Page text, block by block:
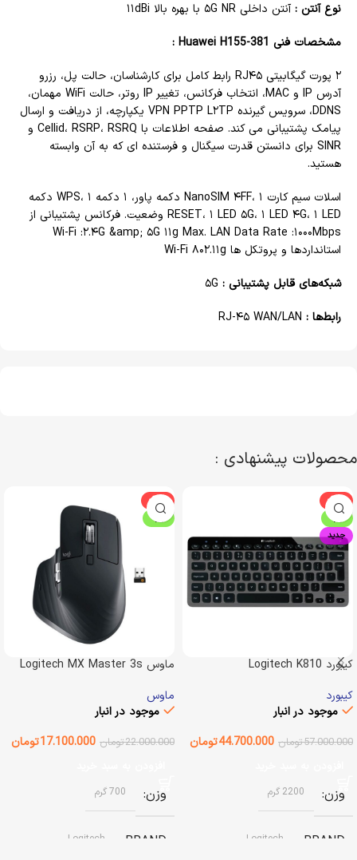
نوع آنتن :آنتن داخلی ۵G NR با بهره بالا ۱۱dBi
مشخصات فنی Huawei H155-381 :
۲ پورت گیگابیتی RJ۴۵ رابط کامل برای کارشناسان، حالت پل، رزرو
آدرس IP و MAC، انتخاب فرکانس، تغییر IP روتر، حالت WiFi مهمان،
DDNS، سرویس گیرنده VPN PPTP L۲TP یکپارچه، از دریافت و ارسال
پیامک پشتیبانی می کند. صفحه اطلاعات با Cellid، RSRP، RSRQ و
SINR برای دانستن قدرت سیگنال و فرستنده ای که به آن وابسته
هستید.
اسلات سیم کارت NanoSIM ۴FF، ۱ دکمه پاور، ۱ دکمه WPS، ۱ دکمه
RESET، ۱ LED ۵G، ۱ LED ۴G، ۱ LED وضعیت. فرکانس پشتیبانی از
Wi-Fi :۲.۴G &amp; ۵G ۱۱g Max. LAN Data Rate :۱۰۰۰Mbps
استانداردها و پروتکل ها Wi-Fi ۸۰۲.۱۱g
شبکه‌های قابل پشتیبانی : ۵G
رابط‌ها : RJ-۴۵ WAN/LAN
محصولات پیشنهادی :
-22%
ویژه
جدید
کیبورد Logitech K810
کیبورد
موجود در انبار
57.000.000تومان 44.700.000تومان
وزن 2200 گرم
BRAND
Logitech
-22%
ویژه
ماوس Logitech MX Master 3s
ماوس
موجود در انبار
22.000.000تومان 17.100.000تومان
وزن 700 گرم
BRAND
Logitech